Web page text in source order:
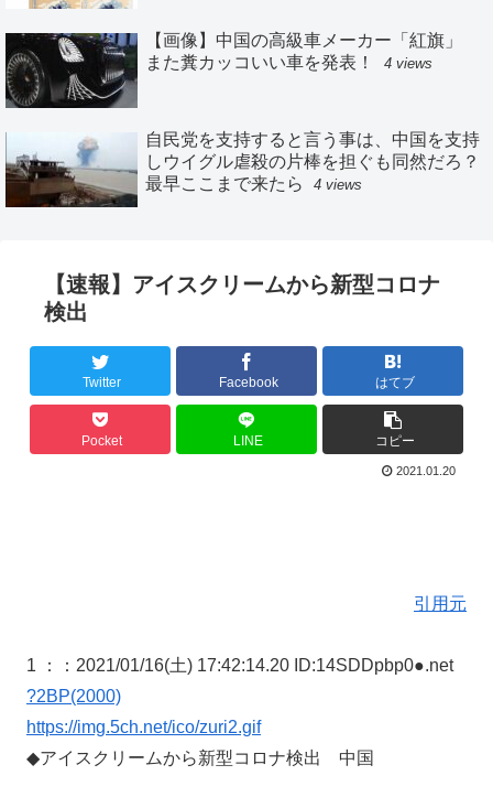
【画像】中国の高級車メーカー「紅旗」
また糞カッコいい車を発表！
4 views
自民党を支持すると言う事は、中国を支持
しウイグル虐殺の片棒を担ぐも同然だろ？
最早ここまで来たら
4 views
【速報】アイスクリームから新型コロナ
検出
Twitter Facebook はてブ
Pocket LINE コピー
2021.01.20
引用元
1 ：
：2021/01/16(土) 17:42:14.20 ID:14SDDpbp0●.net
?2BP(2000)
https://img.5ch.net/ico/zuri2.gif
◆アイスクリームから新型コロナ検出 中国